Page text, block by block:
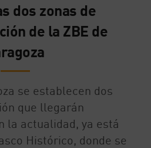
dos zonas de
de la ZBE de
se establecen dos
que llegarán
la actualidad, ya está
Histórico, donde se